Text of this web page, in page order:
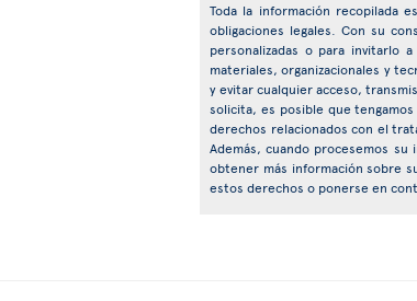
Toda la información recopilada
obligaciones legales. Con su
personalizadas o para invitarlo
materiales, organizacionales y
y evitar cualquier acceso,
solicita, es posible que
derechos relacionados con el
Además, cuando procesemos
obtener más información sobre
estos derechos o ponerse en